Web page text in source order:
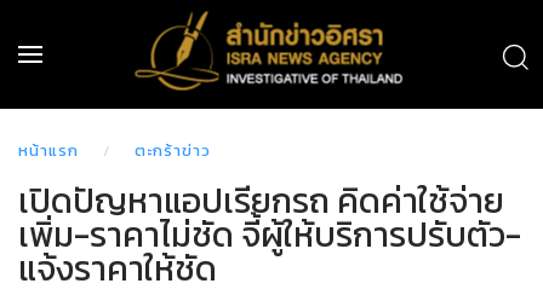
หน้าแรก ตะกร้าข่าว
เปิดปัญหาแอปเรียกรถ คิดค่าใช้จ่าย
เพิ่ม-ราคาไม่ชัด จี้ผู้ให้บริการปรับตัว-
แจ้งราคาให้ชัด